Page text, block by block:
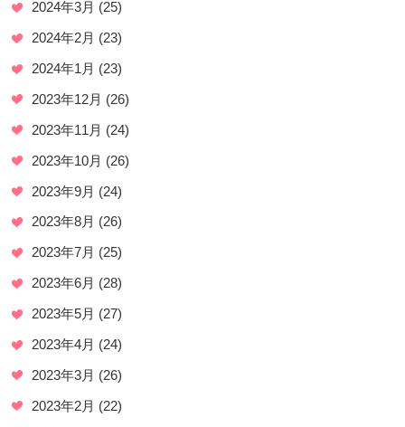
2024年3月 (25)
2024年2月 (23)
2024年1月 (23)
2023年12月 (26)
2023年11月 (24)
2023年10月 (26)
2023年9月 (24)
2023年8月 (26)
2023年7月 (25)
2023年6月 (28)
2023年5月 (27)
2023年4月 (24)
2023年3月 (26)
2023年2月 (22)